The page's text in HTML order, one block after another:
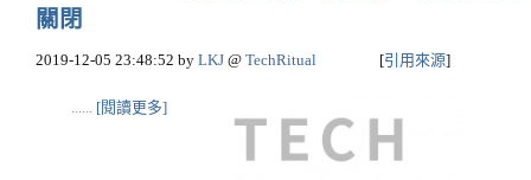
關閉
2019-12-05 23:48:52 by LKJ @ TechRitual [引用來源]
...... [閱讀更多]